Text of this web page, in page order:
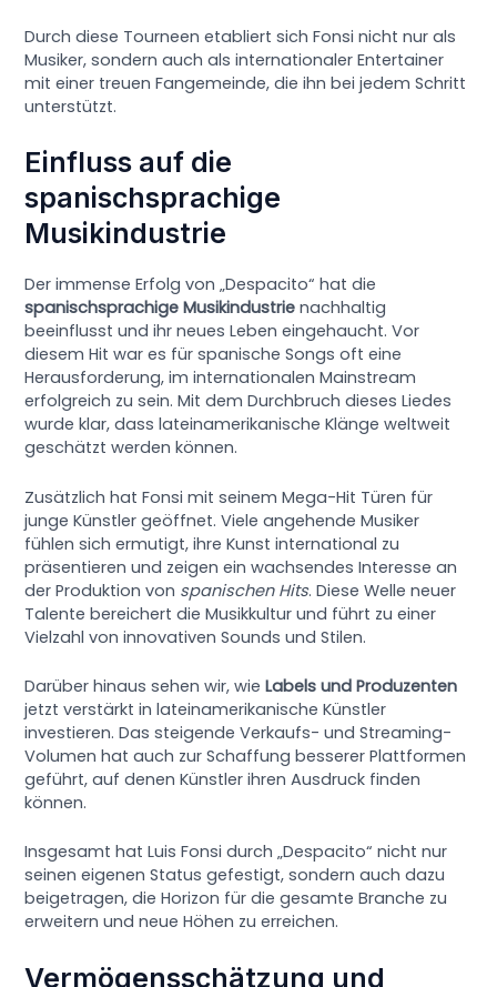
Durch diese Tourneen etabliert sich Fonsi nicht nur als
Musiker, sondern auch als internationaler Entertainer
mit einer treuen Fangemeinde, die ihn bei jedem Schritt
unterstützt.
Einfluss auf die
spanischsprachige
Musikindustrie
Der immense Erfolg von „Despacito“ hat die
spanischsprachige Musikindustrie nachhaltig
beeinflusst und ihr neues Leben eingehaucht. Vor
diesem Hit war es für spanische Songs oft eine
Herausforderung, im internationalen Mainstream
erfolgreich zu sein. Mit dem Durchbruch dieses Liedes
wurde klar, dass lateinamerikanische Klänge weltweit
geschätzt werden können.
Zusätzlich hat Fonsi mit seinem Mega-Hit Türen für
junge Künstler geöffnet. Viele angehende Musiker
fühlen sich ermutigt, ihre Kunst international zu
präsentieren und zeigen ein wachsendes Interesse an
der Produktion von spanischen Hits. Diese Welle neuer
Talente bereichert die Musikkultur und führt zu einer
Vielzahl von innovativen Sounds und Stilen.
Darüber hinaus sehen wir, wieLabels und Produzenten
jetzt verstärkt in lateinamerikanische Künstler
investieren. Das steigende Verkaufs- und Streaming-
Volumen hat auch zur Schaffung besserer Plattformen
geführt, auf denen Künstler ihren Ausdruck finden
können.
Insgesamt hat Luis Fonsi durch „Despacito“ nicht nur
seinen eigenen Status gefestigt, sondern auch dazu
beigetragen, die Horizon für die gesamte Branche zu
erweitern und neue Höhen zu erreichen.
Vermögensschätzung und